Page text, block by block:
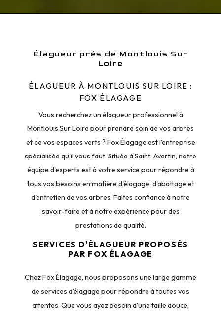
Élagueur près de Montlouis Sur
Loire
ÉLAGUEUR À MONTLOUIS SUR LOIRE :
FOX ÉLAGAGE
Vous recherchez un élagueur professionnel à
Montlouis Sur Loire pour prendre soin de vos arbres
et de vos espaces verts ? Fox Élagage est l'entreprise
spécialisée qu'il vous faut. Située à Saint-Avertin, notre
équipe d'experts est à votre service pour répondre à
tous vos besoins en matière d'élagage, d'abattage et
d'entretien de vos arbres. Faites confiance à notre
savoir-faire et à notre expérience pour des
prestations de qualité.
SERVICES D'ÉLAGUEUR PROPOSÉS
PAR FOX ÉLAGAGE
Chez Fox Élagage, nous proposons une large gamme
de services d'élagage pour répondre à toutes vos
attentes. Que vous ayez besoin d'une taille douce,